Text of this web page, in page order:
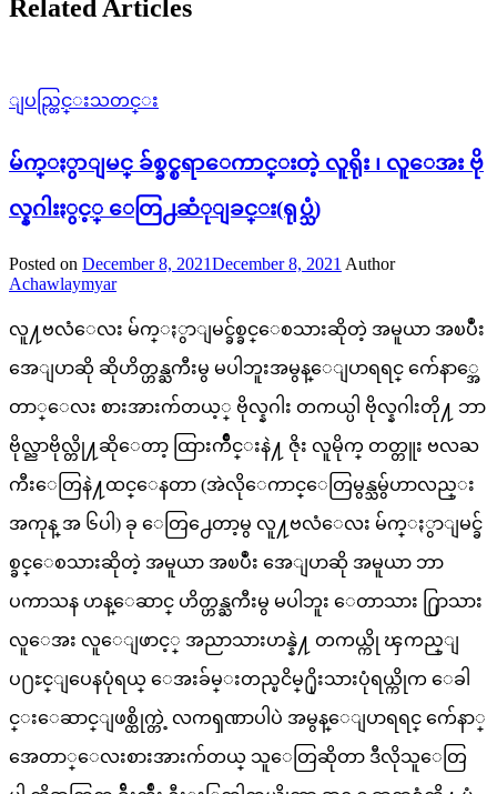
Related Articles
ျပည္တြင္းသတင္း
မ်က္ႏွာျမင္ ခ်စ္ခင္စရာေကာင္းတဲ့ လူရိုး ၊ လူေအး ဗို
လ္နဂါးႏွင့္ ေတြ႕ဆံုျခင္း(ရုပ္သံ)
Posted on December 8, 2021December 8, 2021 Author
Achawlaymyar
လူ႔ဗလံေလး မ်က္ႏွာျမင္ခ်စ္ခင္ေစသားဆိုတဲ့ အမူယာ အၿပဳံး
အေျပာဆို ဆိုဟိတ္ဟန္ႀကီးမွ မပါဘူးအမွန္ေျပာရရင္ က်ေနာ္အေ
တာ္ေလး စားအားက်တယ့္ ဗိုလ္နဂါး တကယ္ပါ ဗိုလ္နဂါးတို႔ ဘာ
ဗိုလ္ညာဗိုလ္တို႔ဆိုေတာ့ ထြားက်ိဳင္းနဲ႔ ဇိုး လူမိုက္ တတ္တူး ဗလႀ
ကီးေတြနဲ႔ထင္ေနတာ (အဲလိုေကာင္ေတြမွန္သမွ်ဟာလည္း
အကုန္ အ ၆ပါ) ခု ေတြ႕ေတာ့မွ လူ႔ဗလံေလး မ်က္ႏွာျမင္ခ်
စ္ခင္ေစသားဆိုတဲ့ အမူယာ အၿပဳံး အေျပာဆို အမူယာ ဘာ
ပကာသန ဟန္ေဆာင္ ဟိတ္ဟန္ႀကီးမွ မပါဘူး ေတာသား ႐ြာသား
လူေအး လူေျဖာင့္ အညာသားဟန္နဲ႔ တကယ္ကို ၾကည္ျ
ပ႐ႊင္ျပေနပုံရယ္ ေအးခ်မ္းတည္ၿငိမ္႐ိုးသားပုံရယ္ကိုက ေခါ
င္းေဆာင္ျဖစ္ထိုက္တဲ့ လကၡဏာပါပဲ အမွန္ေျပာရရင္ က်ေနာ္
အေတာ္ေလးစားအားက်တယ္ သူေတြဆိုတာ ဒီလိုသူ‌ေတြ